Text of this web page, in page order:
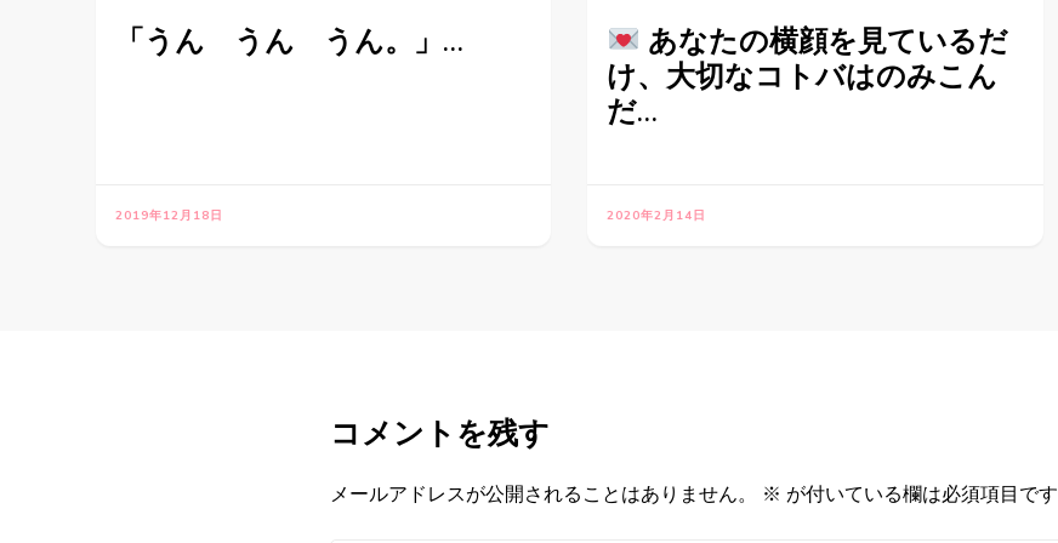
「うん うん うん。」…
2019年12月18日
あなたの横顔を見ているだ
け、大切なコトバはのみこん
だ…
2020年2月14日
コメントを残す
メールアドレスが公開されることはありません。 ※ が付いている欄は必須項目です